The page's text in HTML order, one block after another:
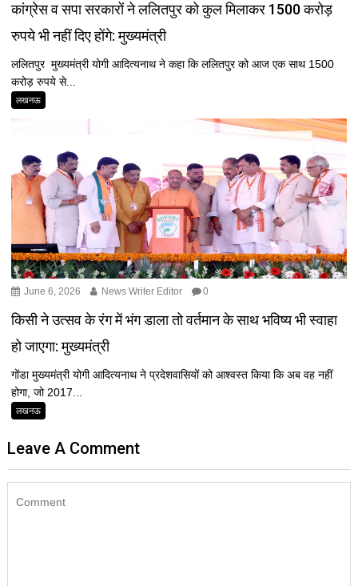
कांग्रेस व सपा सरकारों ने ललितपुर को कुल मिलाकर 1500 करोड़
रुपये भी नहीं दिए होंगे: मुख्यमंत्री
ललितपुर मुख्यमंत्री योगी आदित्यनाथ ने कहा कि ललितपुर को आज एक साथ 1500
करोड़ रुपये से...
लखनऊ
June 6, 2026 News Writer Editor 0
किसी ने उत्सव के रंग में भंग डाला तो वर्तमान के साथ भविष्य भी स्वाहा
हो जाएगा: मुख्यमंत्री
गोंडा मुख्यमंत्री योगी आदित्यनाथ ने प्रदेशवासियों को आश्वस्त किया कि अब वह नहीं
होगा, जो 2017...
लखनऊ
Leave A Comment